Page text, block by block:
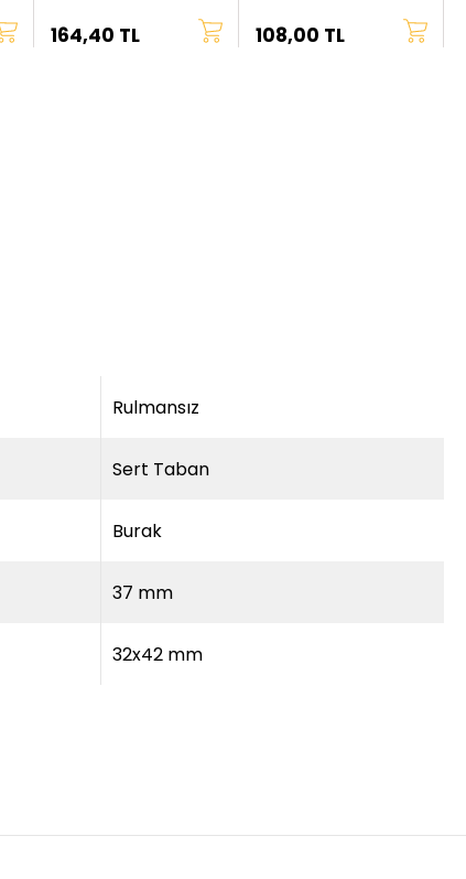
164,40 TL 108,00 TL
Rulmansız
Sert Taban
Burak
37 mm
32x42 mm